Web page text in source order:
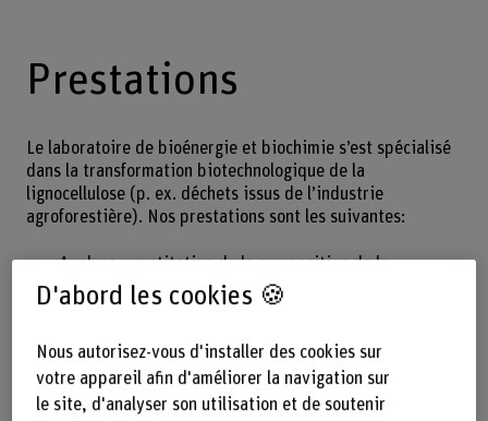
Prestations
Le laboratoire de bioénergie et biochimie s’est spécialisé
dans la transformation biotechnologique de la
lignocellulose (p. ex. déchets issus de l’industrie
agroforestière). Nos prestations sont les suivantes:
Analyse quantitative de la composition de la
biomasse végétale (hémicelluloses, cellulose, lignines,
protéines, lipides)
Optimisation du prétraitement à la vapeur pour
différentes biomasses
Extraction de la biomasse sous haute pression
D'abord les cookies 🍪
Nous autorisez-vous d'installer des cookies sur
votre appareil afin d'améliorer la navigation sur
le site, d'analyser son utilisation et de soutenir